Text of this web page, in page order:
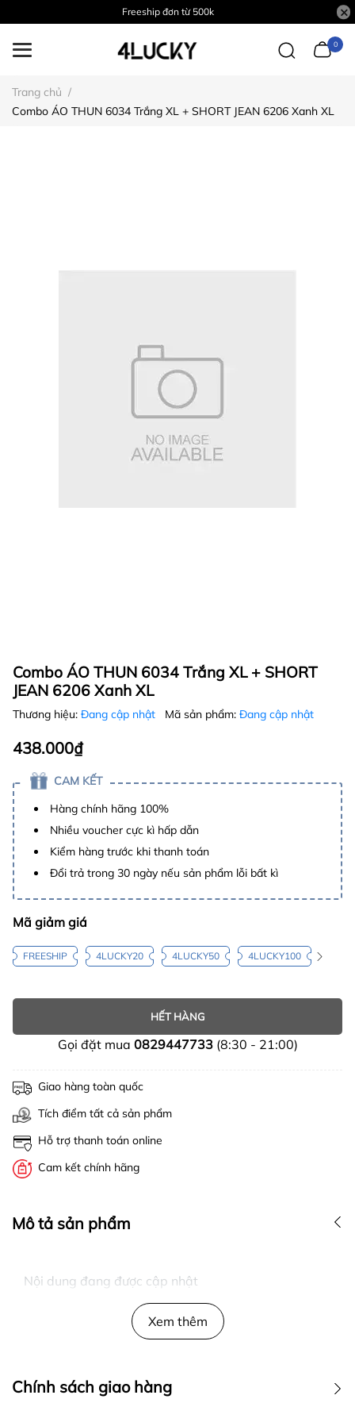
Freeship đơn từ 500k
0
Trang chủ /
Combo ÁO THUN 6034 Trắng XL + SHORT JEAN 6206 Xanh XL
Combo ÁO THUN 6034 Trắng XL + SHORT
JEAN 6206 Xanh XL
Thương hiệu: Đang cập nhật Mã sản phẩm: Đang cập nhật
438.000₫
CAM KẾT
Hàng chính hãng 100%
Nhiều voucher cực kì hấp dẫn
Kiểm hàng trước khi thanh toán
Đổi trả trong 30 ngày nếu sản phẩm lỗi bất kì
Mã giảm giá
FREESHIP 4LUCKY20 4LUCKY50 4LUCKY100
HẾT HÀNG
Gọi đặt mua 0829447733(8:30 - 21:00)
Giao hàng toàn quốc
Tích điểm tất cả sản phẩm
Hỗ trợ thanh toán online
Cam kết chính hãng
Mô tả sản phẩm
Nội dung đang được cập nhật
Xem thêm
Chính sách giao hàng